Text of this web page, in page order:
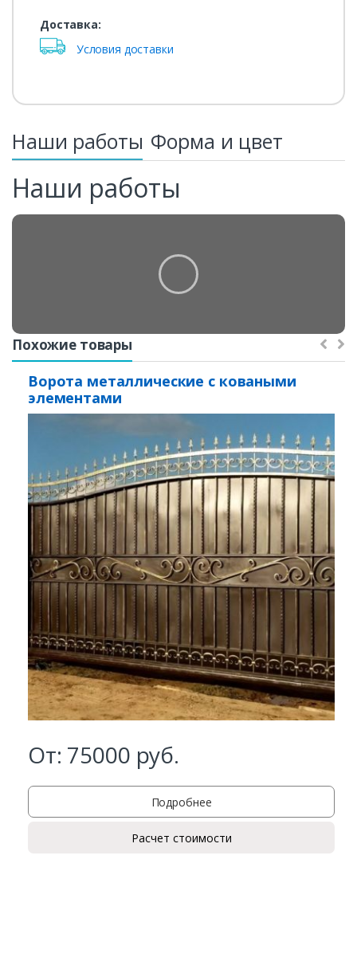
Заказать
Доставка:
Условия доставки
Наши работы Форма и цвет
Наши работы
Похожие товары
Ворота металлические с коваными
элементами
От: 75000 руб.
Подробнее
Расчет стоимости